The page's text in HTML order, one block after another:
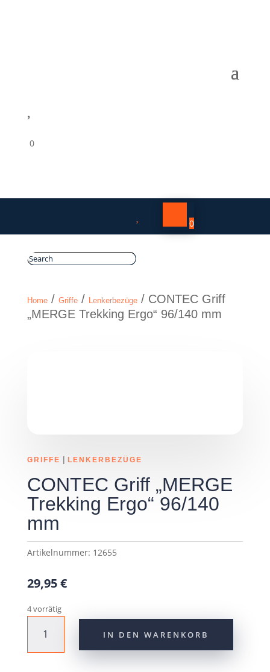
0
0
Home/ Griffe/ Lenkerbezüge/ CONTEC Griff
„MERGE Trekking Ergo“ 96/140 mm
GRIFFE | LENKERBEZÜGE
CONTEC Griff „MERGE
Trekking Ergo“ 96/140
mm
Artikelnummer: 12655
29,95€
4 vorrätig
"MERGE
IN DEN WARENKORB